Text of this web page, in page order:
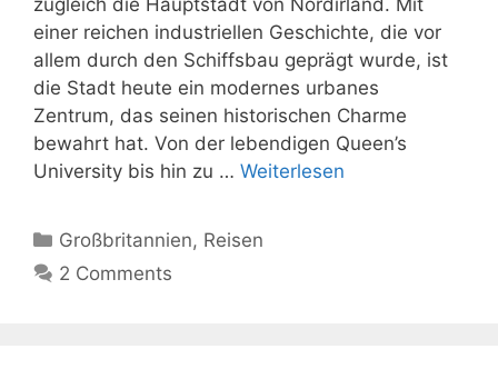
zugleich die Hauptstadt von Nordirland. Mit
einer reichen industriellen Geschichte, die vor
allem durch den Schiffsbau geprägt wurde, ist
die Stadt heute ein modernes urbanes
Zentrum, das seinen historischen Charme
bewahrt hat. Von der lebendigen Queen’s
University bis hin zu … Weiterlesen
Kategorien
Großbritannien, Reisen
2 Comments